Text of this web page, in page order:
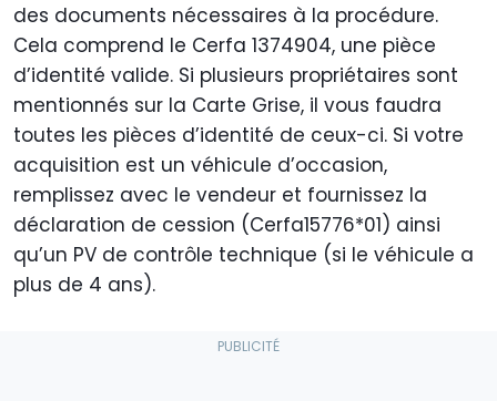
des documents nécessaires à la procédure.
Cela comprend le Cerfa 1374904, une pièce
d’identité valide. Si plusieurs propriétaires sont
mentionnés sur la Carte Grise, il vous faudra
toutes les pièces d’identité de ceux-ci. Si votre
acquisition est un véhicule d’occasion,
remplissez avec le vendeur et fournissez la
déclaration de cession (Cerfa15776*01) ainsi
qu’un PV de contrôle technique (si le véhicule a
plus de 4 ans).